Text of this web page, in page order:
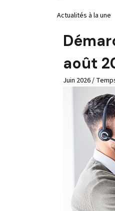
Actualités à la une
août
Juin 2026 /